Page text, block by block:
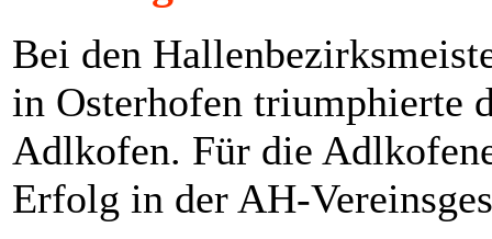
Bei den
in Osterhofen triumphierte
Adlkofen. Für die
Erfolg in der AH-